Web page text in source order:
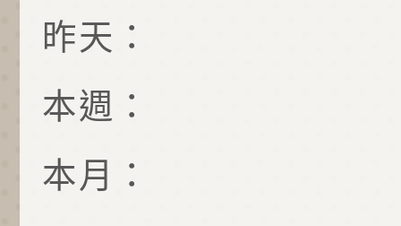
昨天：
本週：
本月：